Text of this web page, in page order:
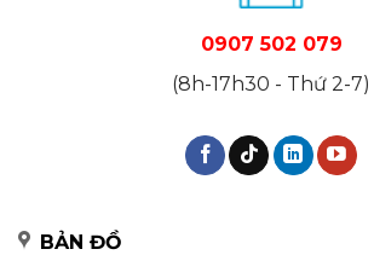
0907 502 079
(8h-17h30 - Thứ 2-7)
BẢN ĐỒ